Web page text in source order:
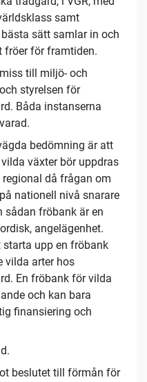
samt
sätt samlar in och
fröer för framtiden.
till miljö- och
styrelsen för
Båda instanserna
bedömning är att
växter bör uppdras
då frågan om
nationell nivå snarare
sådan fröbank är en
angelägenhet.
starta upp en fröbank
vilda arter hos
En fröbank för vilda
och kan bara
finansiering och
beslutet till förmån för